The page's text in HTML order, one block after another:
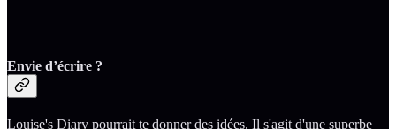
Envie d’écrire ?
Louise's Diary pourrait te donner des idées. Il s'agit d'une superbe